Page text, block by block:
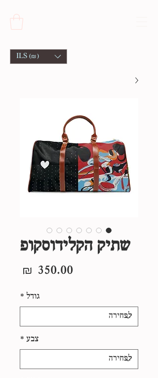
ILS (₪)
שתיק הקלידוסקופ
גודל *
צבע *